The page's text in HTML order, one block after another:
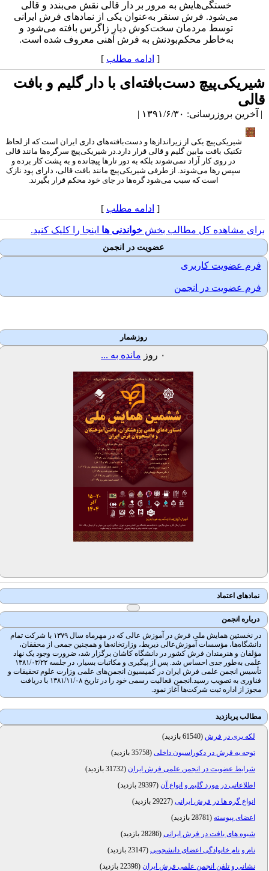
خستگی‌هایش به مرور بر دار قالی نقش می‌بندد و قالی
می‌شود. فرش سنقر به‌عنوان یکی از نمادهای فرش ایرانی
توسط مردمان سخت‌کوش دیار زاگرس بافته می‌شود و
به‌خاطر محکم‌بودنش به فرش آهنی معروف شده است.
ادامه مطلب]
دست‌بافته‌ای با دار گلیم و بافت
بروزرسانی: ۱۳۹۱/۶/۳۰ |
شیریکی‌پیچ یکی از زیراندازها و دست‌بافته‌های داری ایران است که از لحاظ
تکنیک بافت مابین گلیم و قالی قرار دارد. در شیریکی‌پیچ سرگره‌ها مانند قالی
در روی کار آزاد نمی‌شوند بلکه به دور تارها پیچانده و به پشت کار برده و
سپس رها می‌شوند. از طرفی شیریکی‌پیچ مانند بافت قالی، دارای پود نازک
است که سبب می‌شود گره‌ها در جای خود محکم قرار بگیرند.
ادامه مطلب]
مشاهده کل مطالب بخش خواندنی هااینجا را کلیک کنید.
عضویت در انجمن
فرم عضویت کاربری
فرم عضویت در انجمن
روزشمار
روزمانده به ...
نمادهای اعتماد
درباره انجمن
در نخستین همایش ملی فرش در آموزش عالی که در مهرماه سال ۱۳۷۹ با شرکت تمام
دانشگاه‌ها، مؤسسات آموزش‌عالی ذیربط، وزارتخانه‌ها و همچنین جمعی از محققان،
مؤلفان و هنرمندان فرش کشور در دانشگاه کاشان برگزار شد، ضرورت وجود یک نهاد
علمی به‌طور جدی احساس شد. پس از پیگیری و مکاتبات بسیار، در جلسه ۱۳۸۱/۰۳/۲۲
تأسیس انجمن علمی فرش ایران در کمیسیون انجمن‌های علمی وزارت علوم تحقیقات و
فناوری به تصویب رسید.انجمن فعالیت رسمی خود را در تاریخ ۱۳۸۱/۱۱/۰۸ با دریافت
مجوز از اداره تبت شرکت‌ها آغاز نمود.
مطالب پربازدید
لکه بری در فرش( 61540 بازدید
)
توجه به فرش در دکوراسیون داخلی( 35758 بازدید
)
شرایط عضویت در انجمن علمی فرش ایران (31732 بازدید
)
اطلاعاتی در مورد گلیم و انواع آن (29397 بازدید
)
انواع گره ها در فرش ایرانی( 29227 بازدید
)
اعضای پیوسته(28781 بازدید
)
شیوه های بافت در فرش ایرانی( 28286 بازدید
)
نام و نام خانوادگی اعضای دانشجویی( 23147 بازدید
)
نشانی و تلفن انجمن علمی فرش ایران (22398 بازدید
)